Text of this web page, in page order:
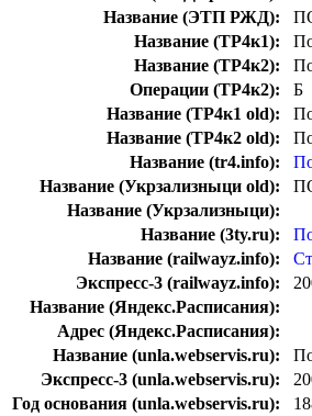
Название (ЭТП РЖД):
Название (ТР4к1):
Название (ТР4к2):
Операции (ТР4к2):
Б
Название (ТР4к1 old):
Название (ТР4к2 old):
Название (tr4.info):
Название (Укрзализныци old):
Название (Укрзализныци):
Название (3ty.ru):
Название (railwayz.info):
Экспресс-3 (railwayz.info):
Название (Яндекс.Расписания):
Адрес (Яндекс.Расписания):
Название (unla.webservis.ru):
Экспресс-3 (unla.webservis.ru):
Год основания (unla.webservis.ru):